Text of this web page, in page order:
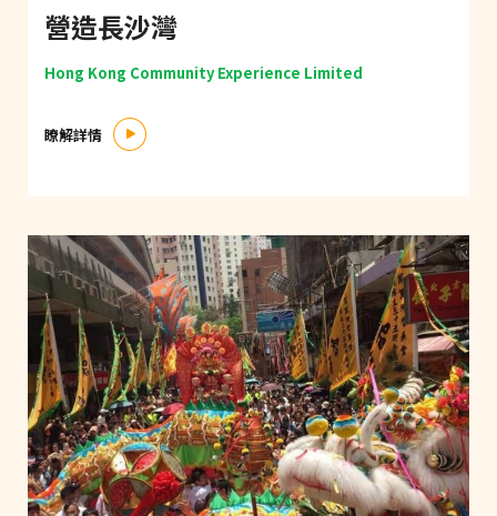
營造長沙灣
Hong Kong Community Experience Limited
瞭解詳情